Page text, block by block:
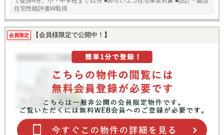
住宅性能評価W取得
会員限定 【会員様限定で公開中！】